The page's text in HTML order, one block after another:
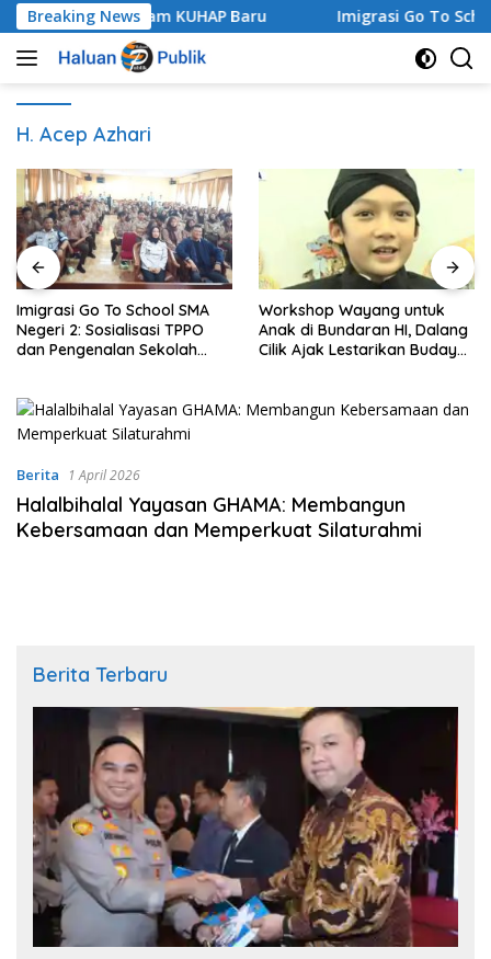
Langsung
ke
konten
Breaking Newsdalam KUHAP Baru Imigrasi Go To School
H. Acep Azhari
Imigrasi Go To School SMA
Negeri 2: Sosialisasi TPPO
dan Pengenalan Sekolah
Workshop Wayang untuk
Anak di Bundaran HI, Dalang
Cilik Ajak Lestarikan Budaya
Berita 1 April 2026
Halalbihalal Yayasan GHAMA: Membangun
Kebersamaan dan Memperkuat Silaturahmi
Berita Terbaru